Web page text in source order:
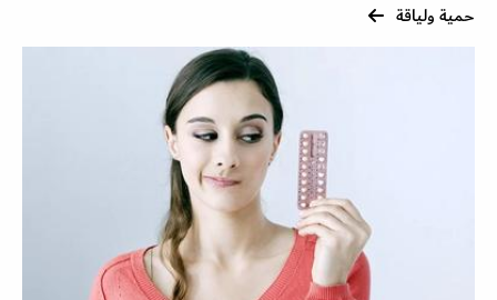
حمية ولياقة